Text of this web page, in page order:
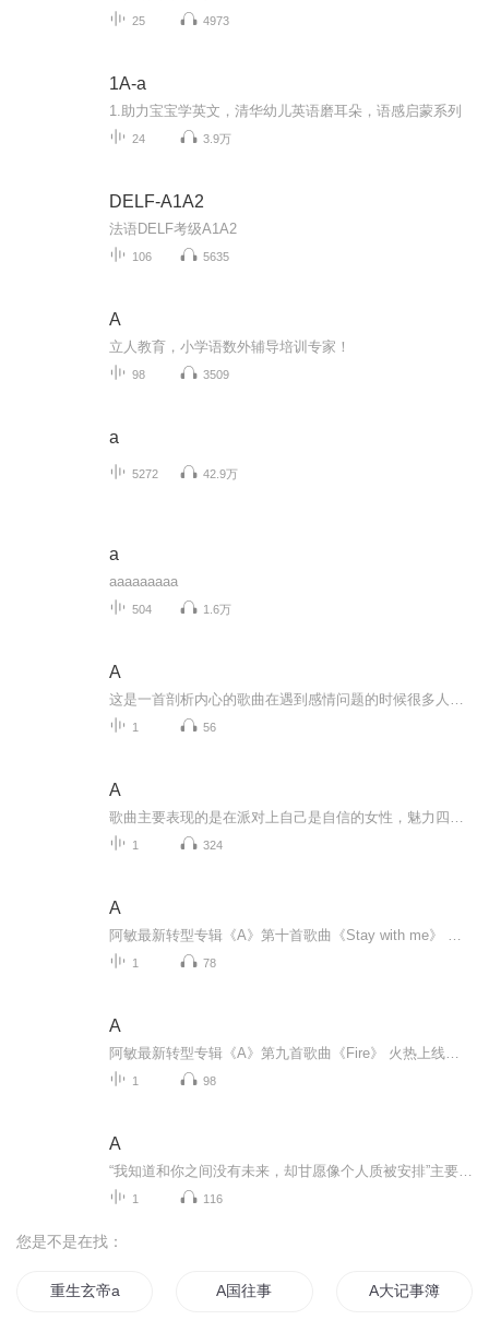
25 4973
1A-a
1.助力宝宝学英文，清华幼儿英语磨耳朵，语感启蒙系列
24 3.9万
DELF-A1A2
法语DELF考级A1A2
106 5635
A
立人教育，小学语数外辅导培训专家！
98 3509
a
5272 42.9万
a
aaaaaaaaa
504 1.6万
A
1 56
A
1 324
A
1 78
A
1 98
A
1 116
您是不是在找：
重生玄帝a A国往事 A大记事簿